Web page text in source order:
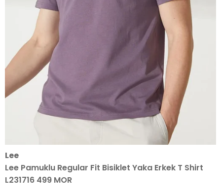
Lee
Lee Pamuklu Regular Fit Bisiklet Yaka Erkek T Shirt
L231716 499 MOR